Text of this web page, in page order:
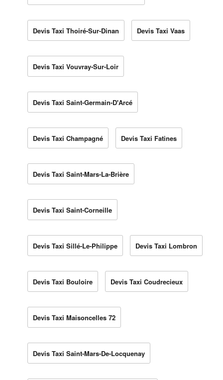
Devis Taxi Thoiré-Sur-Dinan Devis Taxi Vaas
Devis Taxi Vouvray-Sur-Loir
Devis Taxi Saint-Germain-D'Arcé
Devis Taxi Champagné Devis Taxi Fatines
Devis Taxi Saint-Mars-La-Brière
Devis Taxi Saint-Corneille
Devis Taxi Sillé-Le-Philippe Devis Taxi Lombron
Devis Taxi Bouloire Devis Taxi Coudrecieux
Devis Taxi Maisoncelles 72
Devis Taxi Saint-Mars-De-Locquenay